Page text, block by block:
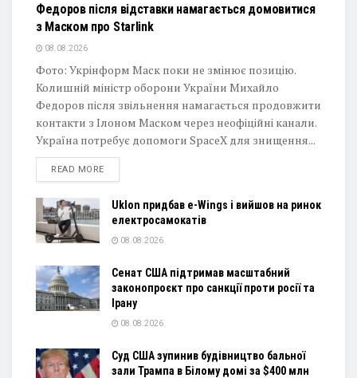
Федоров після відставки намагається домовитися
з Маском про Starlink
08.08.2026
Фото: Укрінформ Маск поки не змінює позицію.
Колишній міністр оборони України Михайло
Федоров після звільнення намагається продовжити
контакти з Ілоном Маском через неофіційні канали.
Україна потребує допомоги SpaceX для знищення...
READ MOREDETAILS
Uklon придбав e-Wings і вийшов на ринок
електросамокатів
08.08.2026
Сенат США підтримав масштабний
законопроєкт про санкції проти росії та
Ірану
08.08.2026
Суд США зупинив будівництво бальної
зали Трампа в Білому домі за $400 млн